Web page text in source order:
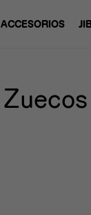
ACCESORIOS